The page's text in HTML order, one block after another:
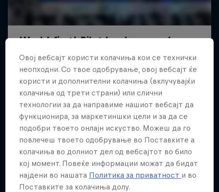
Овој вебсајт користи колачиња кои се технички
неопходни. Со твое одобрување, овој вебсајт ќе
користи и дополнителни колачиња (вклучувајќи
колачиња од трети страни) или слични
технологии за да направиме нашиот вебсајт да
функционира, за маркетиншки цели и за да се
подобри твоето онлајн искуство. Можеш да го
повлечеш твоето одобрување во Поставките а
колачиња во долниот дел од вебсајтот во било
кој момент. Повеќе информации можат да бидат
најдени во нашата Политика за приватност и во
Поставките за колачиња долу.